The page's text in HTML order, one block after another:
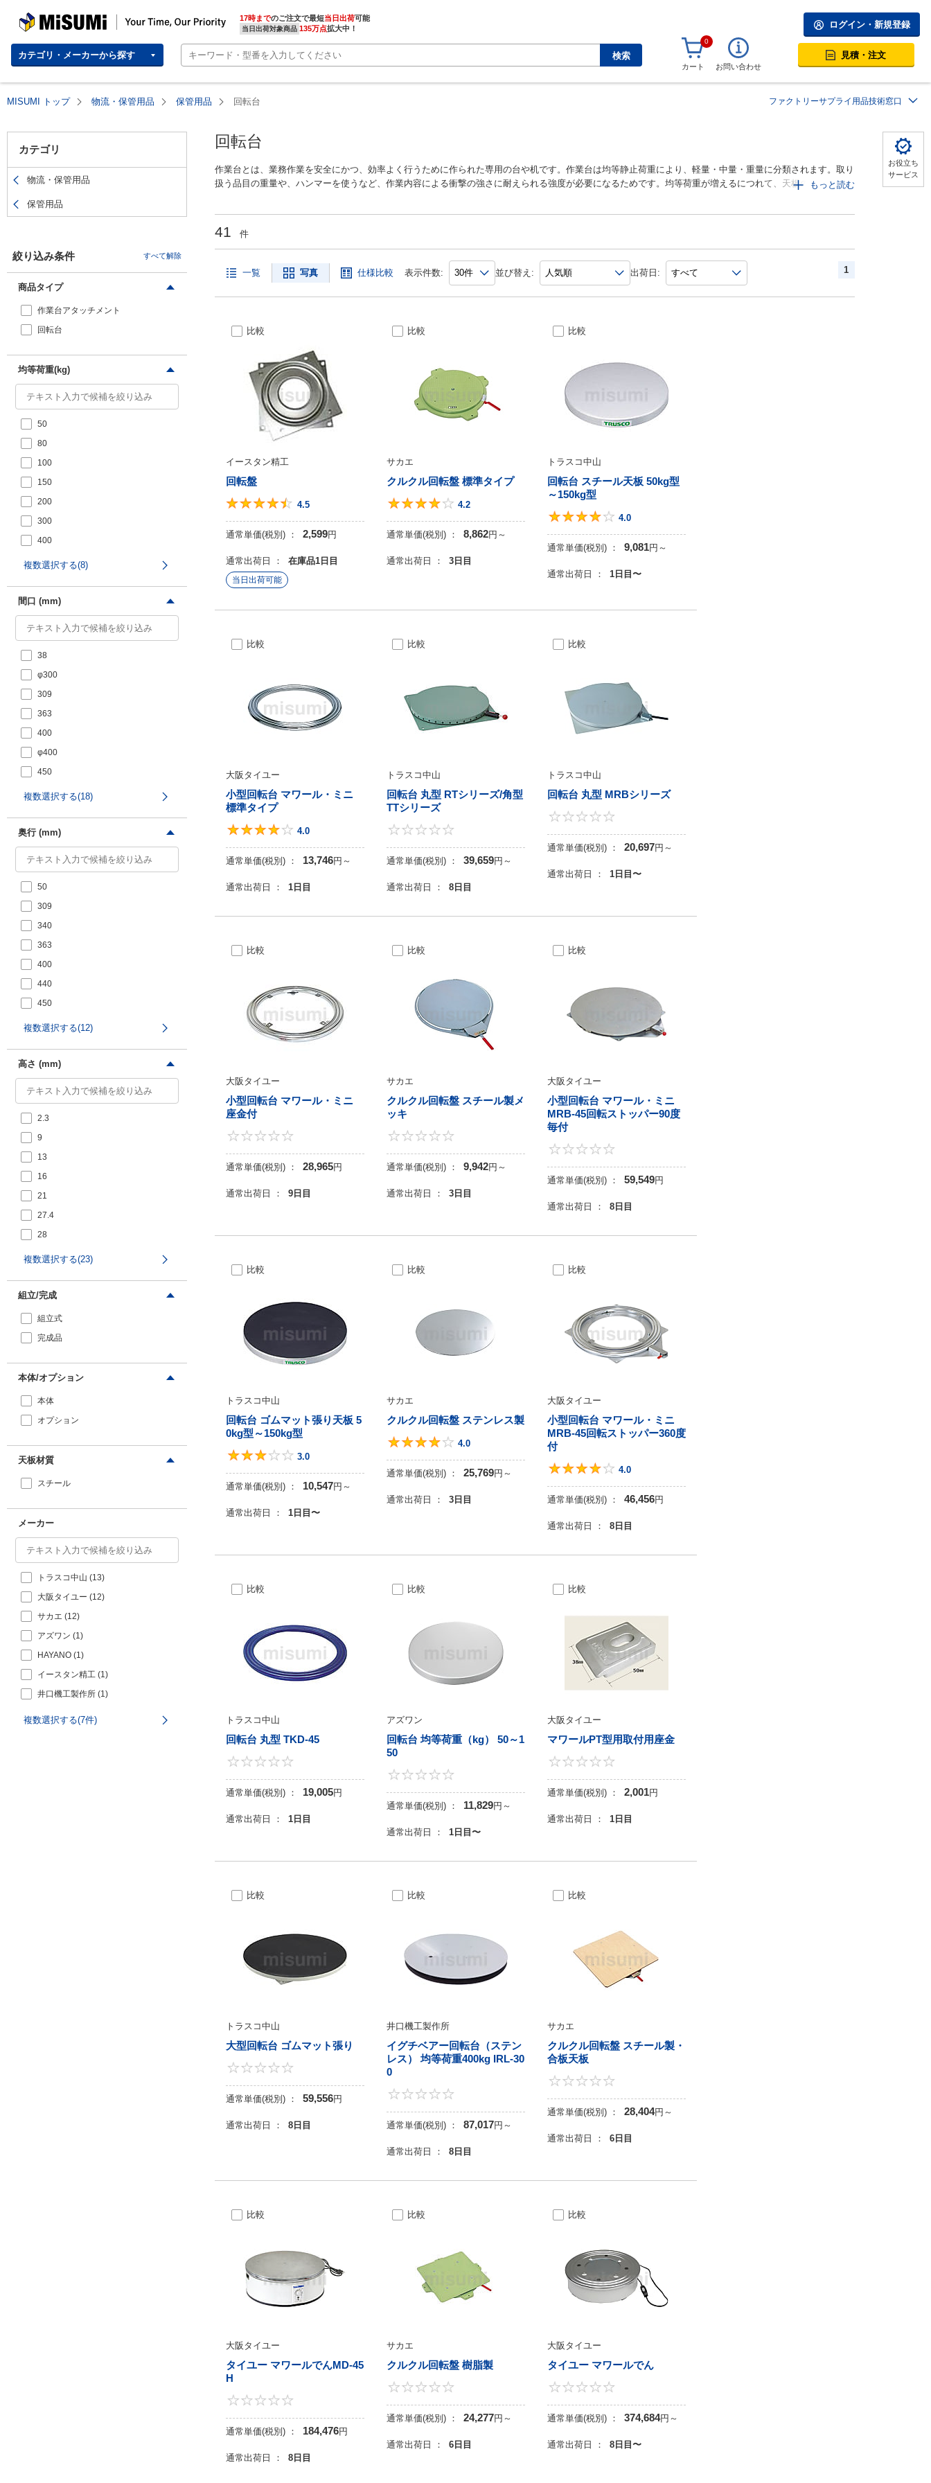
MISUMI | Your Time, Our Priority 17時までのご注文で最短当日出荷
当日出荷対象商品 135万点拡大中！
カテゴリ・メーカーから探す 検索
ログイン・新規登録
0
カート お問い合わせ
見積・注文
MISUMI トップ 物流・保管用品 保管用品 回転台 ファクトリーサプライ用品技術窓口
カテゴリ
物流・保管用品
保管用品
絞り込み条件 すべて解除
商品タイプ
作業台アタッチメント
回転台
均等荷重(kg)
50
80
100
150
200
300
400
500
複数選択する(8)
間口 (mm)
38
φ300
309
363
400
φ400
450
479
499
500
579
600
φ600
625
679
725
複数選択する(18)
奥行 (mm)
50
309
340
363
400
440
450
480
500
540
複数選択する(12)
高さ (mm)
2.3
9
13
16
21
27.4
28
30
32
33
33.4
34.15
39
42
51
76
78
81
複数選択する(23)
組立/完成
組立式
完成品
本体/オプション
本体
オプション
天板材質
スチール
メーカー
トラスコ中山 (13)
大阪タイユー (12)
サカエ (12)
アズワン (1)
HAYANO (1)
イースタン精工 (1)
井口機工製作所 (1)
複数選択する(7件)
回転台
作業台とは、業務作業を安全にかつ、効率よく行うために作られた専用の台や机です。作業台は均等静止荷重により、軽量・中量・重量に分類されます。取り
扱う品目の重量や、ハンマーを使うなど、作業内容による衝撃の強さに耐えられる強度が必要になるためです。均等荷重が増えるにつれて、天板の厚みや作業
業台は短時間で搬入や設置が出来、簡易な工具で組み替えが可能なため、利用状況に合わせたカスタマイズが可能です。
もっと読む
41 件
一覧 写真 仕様比較 表示件数: 並び替え: 出荷日: 1
比較
イースタン精工
回転盤
4.5
通常単価(税別) ： 2,599円
通常出荷日 ： 在庫品1日目
当日出荷可能
比較
サカエ
クルクル回転盤 標準タイプ
4.2
通常単価(税別) ： 8,862円 ～
通常出荷日 ： 3日目
比較
トラスコ中山
回転台 スチール天板 50kg型
～150kg型
4.0
通常単価(税別) ： 9,081円 ～
通常出荷日 ： 1日目〜
比較
大阪タイユー
小型回転台 マワール・ミニ
標準タイプ
4.0
通常単価(税別) ： 13,746円 ～
通常出荷日 ： 1日目
比較
トラスコ中山
回転台 丸型 RTシリーズ/角型
TTシリーズ
通常単価(税別) ： 39,659円 ～
通常出荷日 ： 8日目
比較
トラスコ中山
回転台 丸型 MRBシリーズ
通常単価(税別) ： 20,697円 ～
通常出荷日 ： 1日目〜
比較
大阪タイユー
小型回転台 マワール・ミニ
座金付
通常単価(税別) ： 28,965円
通常出荷日 ： 9日目
比較
サカエ
クルクル回転盤 スチール製メ
ッキ
通常単価(税別) ： 9,942円 ～
通常出荷日 ： 3日目
比較
大阪タイユー
小型回転台 マワール・ミニ
MRB-45回転ストッパー90度
毎付
通常単価(税別) ： 59,549円
通常出荷日 ： 8日目
比較
トラスコ中山
回転台 ゴムマット張り天板 5
0kg型～150kg型
3.0
通常単価(税別) ： 10,547円 ～
通常出荷日 ： 1日目〜
比較
サカエ
クルクル回転盤 ステンレス製
4.0
通常単価(税別) ： 25,769円 ～
通常出荷日 ： 3日目
比較
大阪タイユー
小型回転台 マワール・ミニ
MRB-45回転ストッパー360度
付
4.0
通常単価(税別) ： 46,456円
通常出荷日 ： 8日目
比較
トラスコ中山
回転台 丸型 TKD-45
通常単価(税別) ： 19,005円
通常出荷日 ： 1日目
比較
アズワン
回転台 均等荷重（kg） 50～1
50
通常単価(税別) ： 11,829円 ～
通常出荷日 ： 1日目〜
比較
大阪タイユー
マワールPT型用取付用座金
通常単価(税別) ： 2,001円
通常出荷日 ： 1日目
比較
トラスコ中山
大型回転台 ゴムマット張り
通常単価(税別) ： 59,556円
通常出荷日 ： 8日目
比較
井口機工製作所
イグチベアー回転台（ステン
レス） 均等荷重400kg IRL-30
0
通常単価(税別) ： 87,017円 ～
通常出荷日 ： 8日目
比較
サカエ
クルクル回転盤 スチール製・
合板天板
通常単価(税別) ： 28,404円 ～
通常出荷日 ： 6日目
比較
大阪タイユー
タイユー マワールでんMD-45
H
通常単価(税別) ： 184,476円
通常出荷日 ： 8日目
比較
サカエ
クルクル回転盤 樹脂製
通常単価(税別) ： 24,277円 ～
通常出荷日 ： 6日目
比較
大阪タイユー
タイユー マワールでん
通常単価(税別) ： 374,684円 ～
通常出荷日 ： 8日目〜
お役立ち
サービス